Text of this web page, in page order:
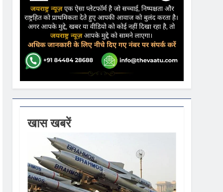
कहा- कार्यक्रम से सरकार का कोई संबंध नहीं
वस्त्रों को मिलेगा बढ़ावा
खास खबरें